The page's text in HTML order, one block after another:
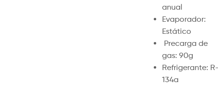
anual
Evaporador:
Estático
Precarga de
gas: 90g
Refrigerante:
134a